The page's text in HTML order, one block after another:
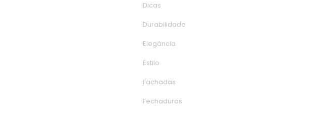
Dica
Durabilidade
Elegância
Estilo
Fachada
Fechadura